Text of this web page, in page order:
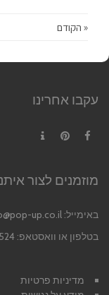
« הקודם
עקבו אחרינו
מוזמנים לצור
באימייל: up.co.il
בטלפון או וואסטאפ: 0544-770524
מדיניות פרטיות